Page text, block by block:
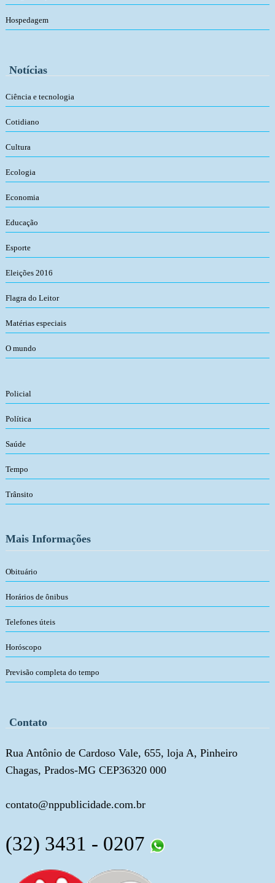
Hospedagem
Notícias
Ciência e tecnologia
Cotidiano
Cultura
Ecologia
Economia
Educação
Esporte
Eleições 2016
Flagra do Leitor
Matérias especiais
O mundo
Policial
Política
Saúde
Tempo
Trânsito
Mais Informações
Obituário
Horários de ônibus
Telefones úteis
Horóscopo
Previsão completa do tempo
Contato
Rua Antônio de Cardoso Vale, 655, loja A, Pinheiro
Chagas, Prados-MG CEP36320 000
contato@nppublicidade.com.br
(32) 3431 - 0207